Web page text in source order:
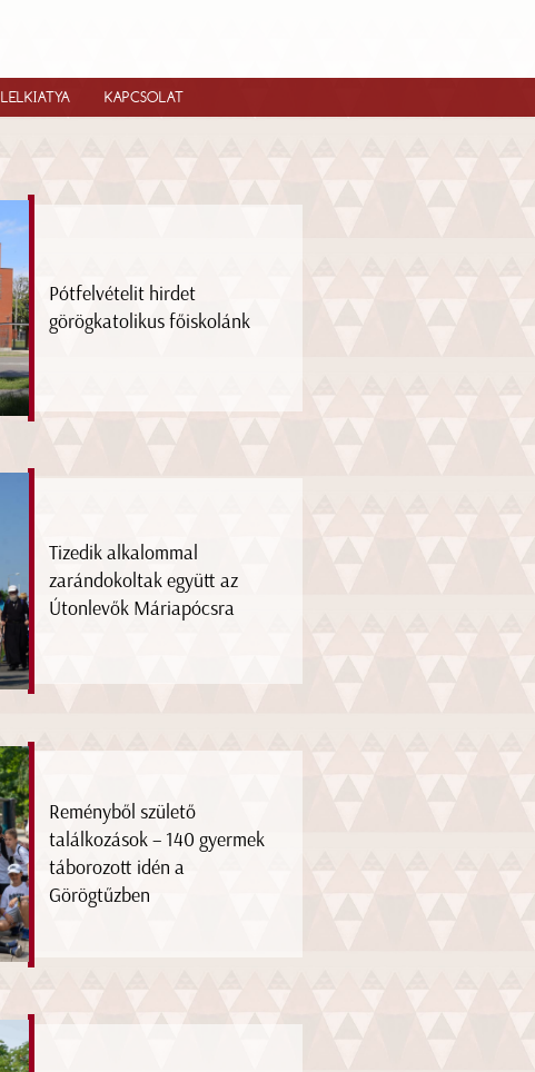
LELKIATYA KAPCSOLAT
Pótfelvételit hirdet
görögkatolikus főiskolánk
Tizedik alkalommal
zarándokoltak együtt az
Útonlevők Máriapócsra
Reményből születő
találkozások – 140 gyermek
táborozott idén a
Görögtűzben